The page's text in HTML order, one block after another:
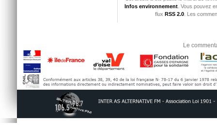
Infos environnement . Vous pouvez
flux RSS 2.0. Les
Le